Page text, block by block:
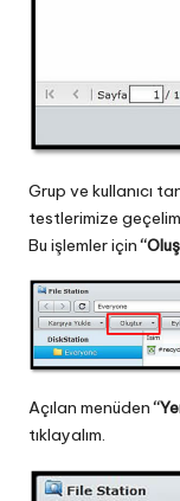
Grup ve kullanıcı
testlerimize
Bu işlemler için
Açılan menüden
tıklayalım.